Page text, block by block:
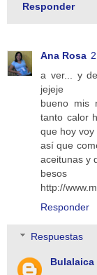
Responder
Ana Rosa
a ver... y
jejeje
bueno mis
tanto calor
que hoy voy
así que
aceitunas y
besos
http://
Responder
Respuestas
Bulalaica